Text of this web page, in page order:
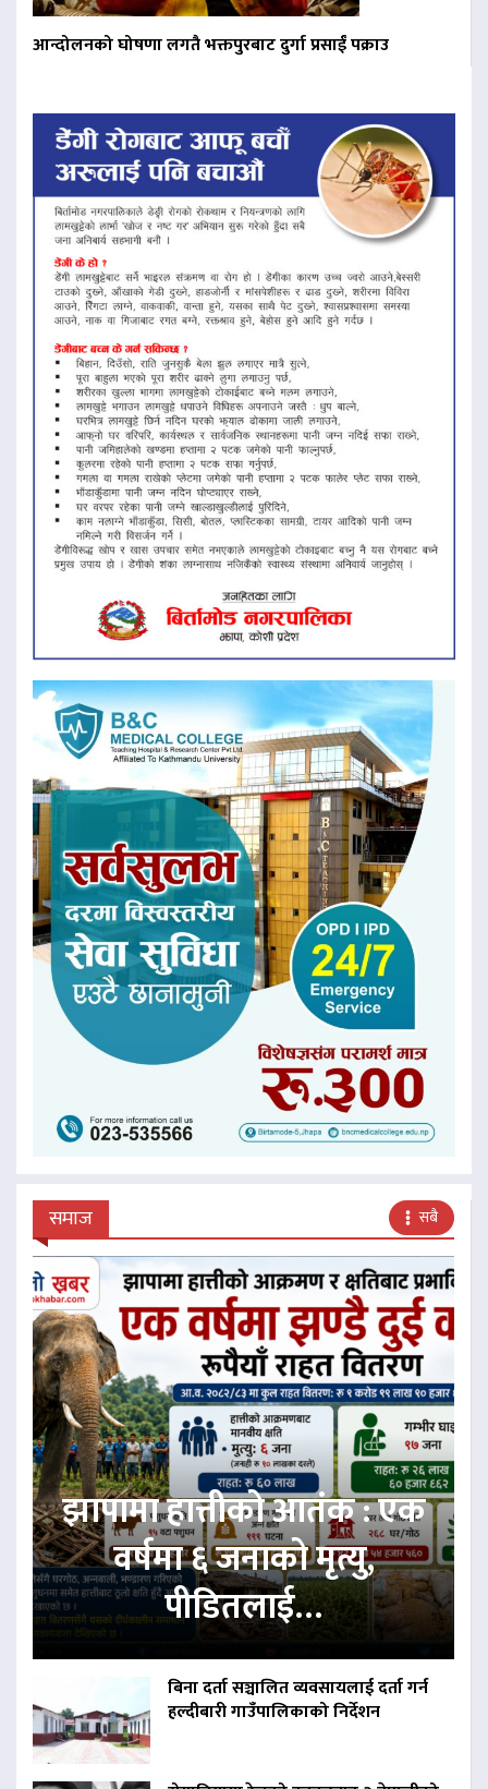
आन्दोलनको घोषणा लगतै भक्तपुरबाट दुर्गा प्रसाईं पक्राउ
समाज सबै
झापामा हात्तीको आतंक : एक
वर्षमा ६ जनाको मृत्यु,
पीडितलाई…
बिना दर्ता सञ्चालित व्यवसायलाई दर्ता गर्न
हल्दीबारी गाउँपालिकाको निर्देशन